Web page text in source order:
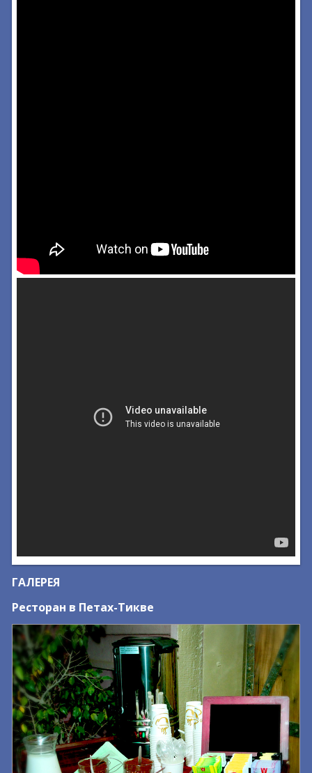
ГАЛЕРЕЯ
Ресторан в Петах-Тикве